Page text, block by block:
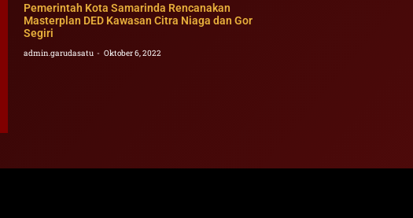
Pemerintah Kota Samarinda Rencanakan
Masterplan DED Kawasan Citra Niaga dan Gor
Segiri
admin.garudasatu Oktober 6, 2022